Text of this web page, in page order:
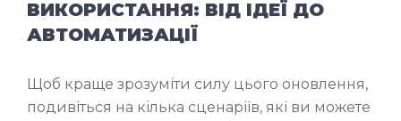
ВИКОРИСТАННЯ: ВІД ІДЕЇ ДО
АВТОМАТИЗАЦІЇ
Щоб краще зрозуміти силу цього оновлення,
подивіться на кілька сценаріїв, які ви можете